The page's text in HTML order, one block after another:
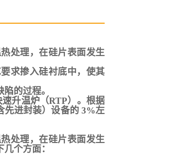
处理，在硅片表面发生
求掺入硅衬底中，使其
的过程。
升温炉（RTP）。根据
先进封装）设备的 3%左
处理，在硅片表面发生
个方面：